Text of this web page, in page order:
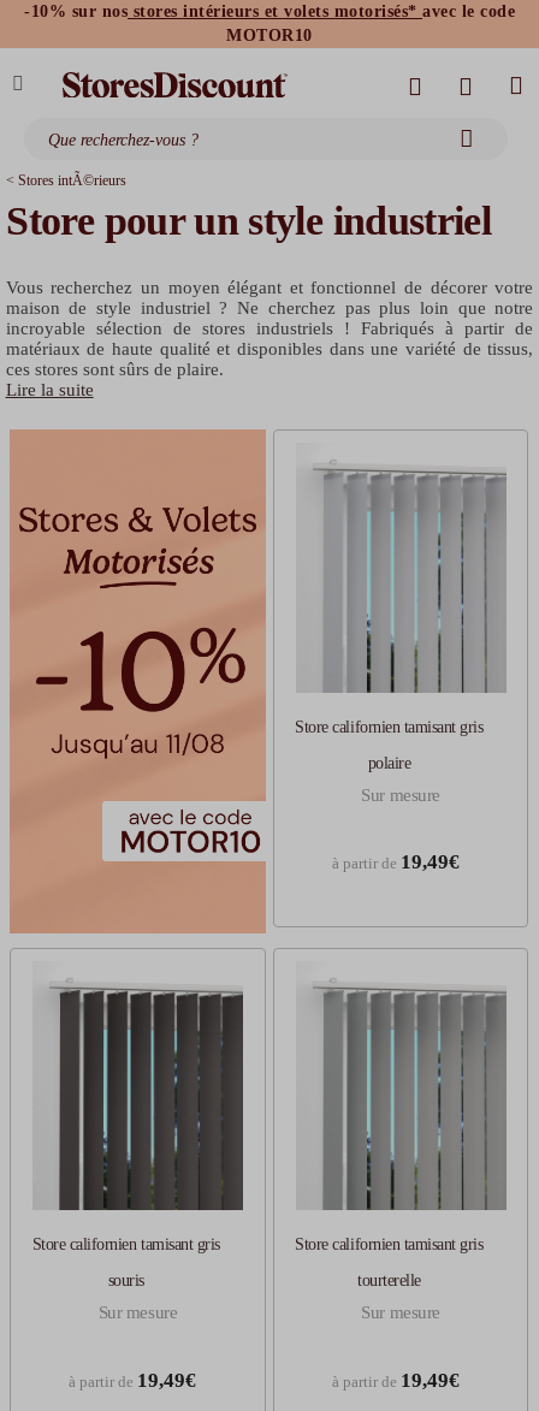
-10% sur nos stores intérieurs et volets motorisés* avec le code
MOTOR10
stores bannes standards
moustiquaires
< Stores intÃ©rieurs
Store pour un style industriel
Vous recherchez un moyen élégant et fonctionnel de décorer votre
maison de style industriel ? Ne cherchez pas plus loin que notre
incroyable sélection de stores industriels ! Fabriqués à partir de
matériaux de haute qualité et disponibles dans une variété de tissus,
ces stores sont sûrs de plaire.
Lire la suite
Store californien tamisant gris
polaire
Sur mesure
à partir de 19,49€
Store californien tamisant gris
souris
Sur mesure
à partir de 19,49€
Store californien tamisant gris
tourterelle
Sur mesure
à partir de 19,49€